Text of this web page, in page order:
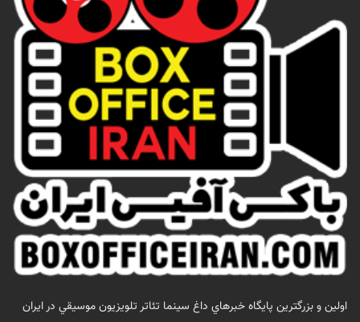
اولين و بزرگترين پايگاه خبرهاي داغ سينما تئاتر تلويزيون موسيقي در ايران